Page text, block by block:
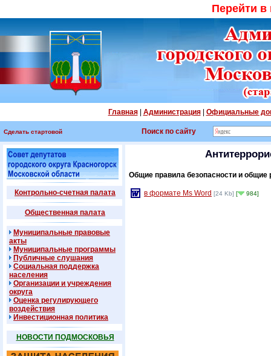
Перейти
Главная| Администрация| Официальные
Сделать стартовой Поиск по сайту
Контрольно-счетная палата
Общественная палата
Муниципальные правовые
акты
Муниципальные программы
Публичные слушания
Социальная поддержка
населения
Организации и учреждения
округа
Оценка регулирующего
воздействия
Инвестиционная политика
НОВОСТИ ПОДМОСКОВЬЯ
Общие правила безопасности и общие
в формате Ms Word [24 Kb] [ 984]